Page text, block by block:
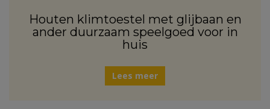
Houten klimtoestel met glijbaan en
ander duurzaam speelgoed voor in
huis
Lees meer